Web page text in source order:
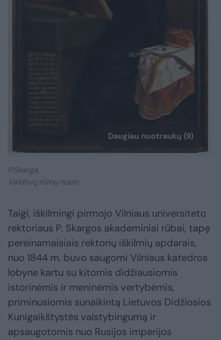
Daugiau nuotraukų (9)
P.Skarga.
Valdovų rūmų nuotr.
Taigi, iškilmingi pirmojo Vilniaus universiteto
rektoriaus P. Skargos akademiniai rūbai, tapę
pereinamaisiais rektorių iškilmių apdarais,
nuo 1844 m. buvo saugomi Vilniaus katedros
lobyne kartu su kitomis didžiausiomis
istorinėmis ir meninėmis vertybėmis,
priminusiomis sunaikintą Lietuvos Didžiosios
Kunigaikštystės valstybingumą ir
apsaugotomis nuo Rusijos imperijos